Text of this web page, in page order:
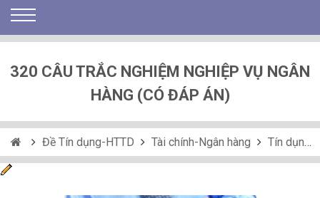
320 CÂU TRẮC NGHIỆM NGHIỆP VỤ NGÂN
HÀNG (CÓ ĐÁP ÁN)
Đề Tín dụng-HTTD Tài chính-Ngân hàng Tín dụng